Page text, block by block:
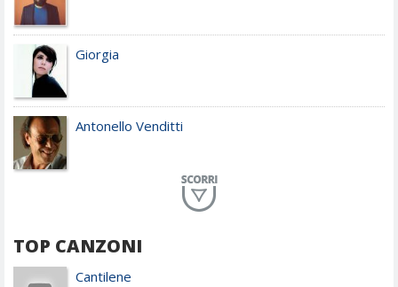
Giorgia
Antonello Venditti
Achille Lauro
TOP CANZONI
Cantilene